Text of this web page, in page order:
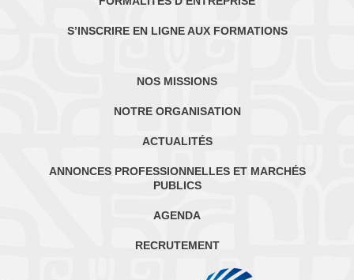
S’INSCRIRE EN LIGNE AUX FORMATIONS
NOS MISSIONS
NOTRE ORGANISATION
ACTUALITÉS
ANNONCES PROFESSIONNELLES ET MARCHÉS
PUBLICS
AGENDA
RECRUTEMENT